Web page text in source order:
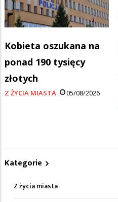
Kobieta oszukana na
ponad 190 tysięcy
złotych
Z ŻYCIA MIASTA 05/08/2026
Kategorie
Z życia miasta